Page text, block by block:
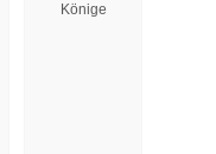
Könige